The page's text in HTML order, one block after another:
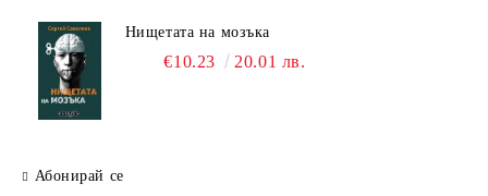
Нищетата на мозъка
€10.23 20.01 лв.
Абонирай се